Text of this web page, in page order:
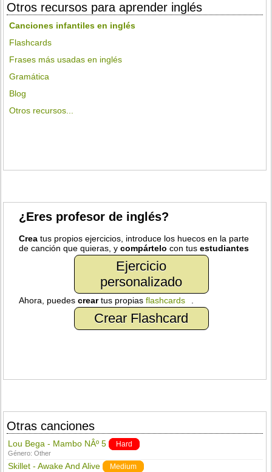
Otros recursos para aprender inglés
Canciones infantiles en inglés
Flashcards
Frases más usadas en inglés
Gramática
Blog
Otros recursos...
¿Eres profesor de inglés?
Crea tus propios ejercicios, introduce los huecos en la parte
de canción que quieras, ycompártelo con tusestudiantes
Ejercicio
personalizado
Ahora, puedescreartus propiasflashcards
Crear Flashcard
Otras canciones
Lou Bega - Mambo NÂº 5 Hard
Género:Other
Skillet - Awake And Alive Medium